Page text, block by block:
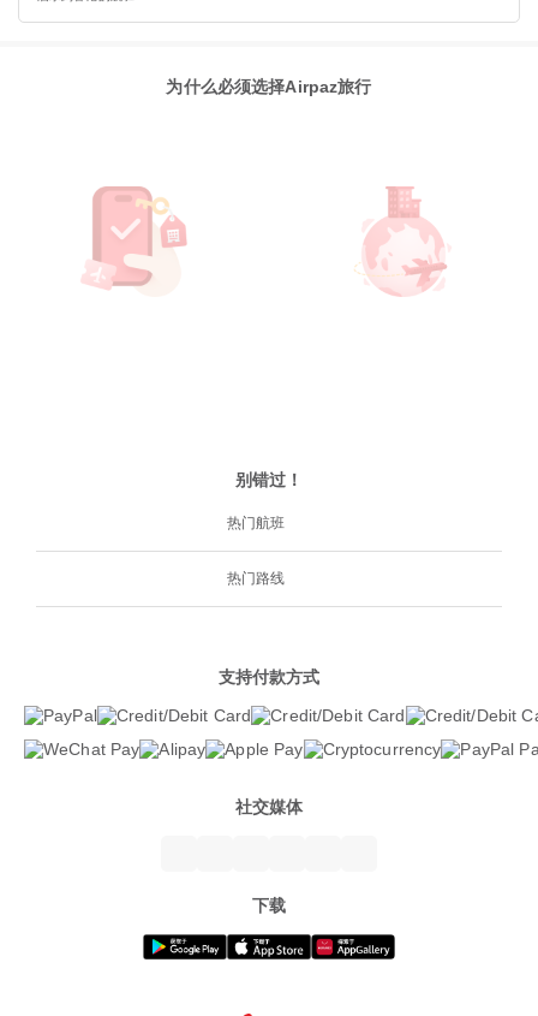
为什么必须选择Airpaz旅行
别错过！
热门航班
热门路线
支持付款方式
社交媒体
下载